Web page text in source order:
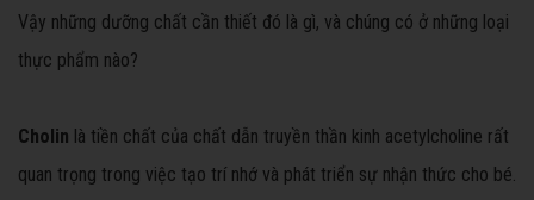
Vậy những dưỡng chất cần thiết đó là gì, và chúng có ở những loại
thực phẩm nào?
Cholin là tiền chất của chất dẫn truyền thần kinh acetylcholine rất
quan trọng trong việc tạo trí nhớ và phát triển sự nhận thức cho bé.